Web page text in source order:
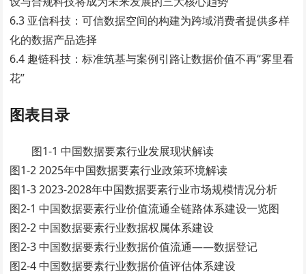
6.3 亚信科技：可信数据空间的构建为跨域消费者提供多样
化的数据产品选择
6.4 趣链科技：标准筑基与案例引路让数据价值不再“雾里看
花”
图表目录
图1-1 中国数据要素行业发展现状解读
图1-2 2025年中国数据要素行业政策环境解读
图1-3 2023-2028年中国数据要素行业市场规模情况分析
图2-1 中国数据要素行业价值流通全链路体系建设一览图
图2-2 中国数据要素行业数据权属体系建设
图2-3 中国数据要素行业数据价值流通——数据登记
图2-4 中国数据要素行业数据价值评估体系建设